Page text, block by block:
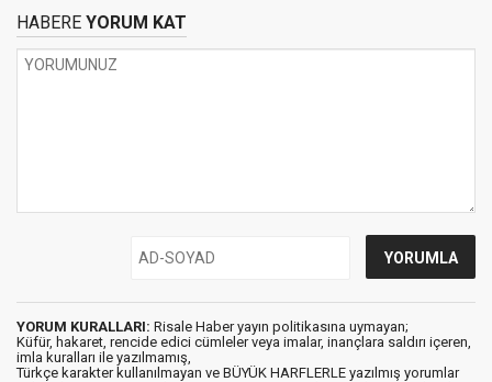
HABERE YORUM KAT
YORUM KURALLARI: Risale Haber yayın politikasına uymayan;
Küfür, hakaret, rencide edici cümleler veya imalar, inançlara saldırı içeren,
imla kuralları ile yazılmamış,
Türkçe karakter kullanılmayan ve BÜYÜK HARFLERLE yazılmış yorumlar